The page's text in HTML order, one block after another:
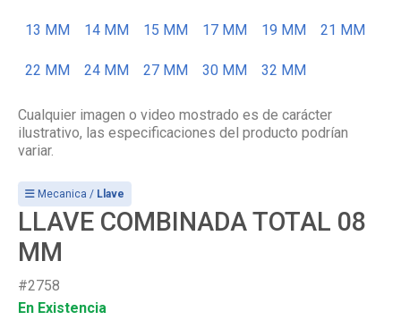
13 MM 14 MM 15 MM 17 MM 19 MM 21 MM
22 MM 24 MM 27 MM 30 MM 32 MM
Cualquier imagen o video mostrado es de carácter
ilustrativo, las especificaciones del producto podrían
variar.
Mecanica / Llave
LLAVE COMBINADA TOTAL 08
MM
#2758
En Existencia